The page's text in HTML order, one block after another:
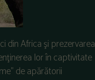
din Africa şi prezervarea
lor în captivitate
de apărătorii